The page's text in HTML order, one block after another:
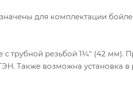
для комплектации
трубной резьбой 1¼" (42 мм).
Также возможна установка